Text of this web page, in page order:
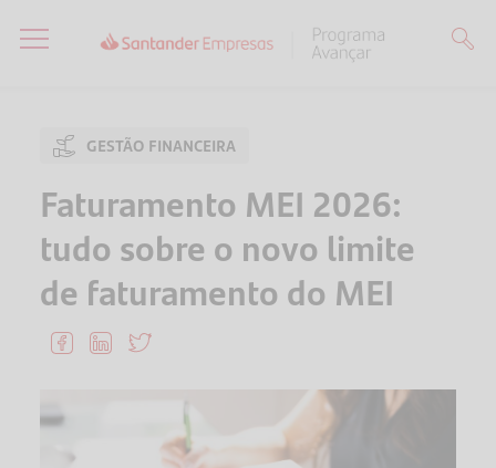
GESTÃO FINANCEIRA
Faturamento MEI 2026:
tudo sobre o novo limite
de faturamento do MEI